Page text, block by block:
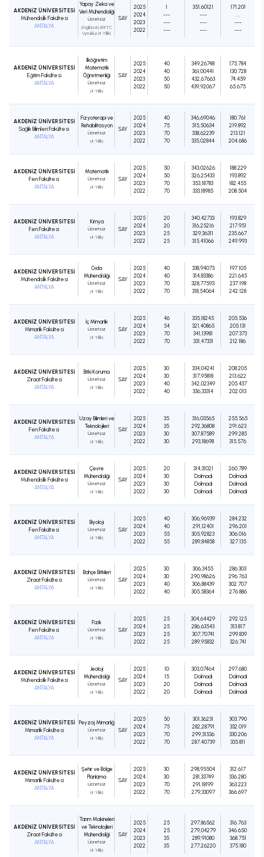
AKDENİZ ÜNİVERSİTESİ
Mühendislik Fakültesi
ANTALYA
Yapay Zeka ve
Veri Mühendisliği
Ücretsiz
(İngilizce) (KKTC
Uyruklu) (4 Yıllık)
SAY
2025
2024
2023
2022
1
---
---
---
351,60121
---
---
---
171.201
---
---
AKDENİZ ÜNİVERSİTESİ
Eğitim Fakültesi
ANTALYA
İlköğretim
Matematik
Öğretmenliği
Ücretsiz
(4 Yıllık)
SAY
2025
2024
2023
2022
40
40
50
50
349,26748
361,00441
432,67663
439,92067
175.784
130.728
74.459
65.675
AKDENİZ ÜNİVERSİTESİ
Sağlık Bilimleri Fakültesi
ANTALYA
Fizyoterapi ve
Rehabilitasyon
Ücretsiz
(4 Yıllık)
SAY
2025
2024
2023
2022
40
75
70
70
346,69046
315,50634
338,62239
335,02844
180.761
219.892
213.121
204.686
AKDENİZ ÜNİVERSİTESİ
Fen Fakültesi
ANTALYA
Matematik
Ücretsiz
(4 Yıllık)
SAY
2025
2024
2023
2022
50
50
70
70
343,02626
326,25433
353,18783
333,18985
188.229
193.892
182.455
208.504
AKDENİZ ÜNİVERSİTESİ
Fen Fakültesi
ANTALYA
Kimya
Ücretsiz
(4 Yıllık)
SAY
2025
2024
2023
2022
20
20
25
25
340,42733
316,25216
329,36311
315,41066
193.829
217.951
235.667
249.993
AKDENİZ ÜNİVERSİTESİ
Mühendislik Fakültesi
ANTALYA
Gıda
Mühendisliği
Ücretsiz
(4 Yıllık)
SAY
2025
2024
2023
2022
40
40
70
70
338,94073
314,83386
328,77593
318,54064
197.105
221.645
237.198
242.128
AKDENİZ ÜNİVERSİTESİ
Mimarlık Fakültesi
ANTALYA
İç Mimarlık
Ücretsiz
(4 Yıllık)
SAY
2025
2024
2023
2022
46
54
70
70
335,18245
321,40865
341,13981
331,47331
205.536
205.131
207.373
212.186
AKDENİZ ÜNİVERSİTESİ
Ziraat Fakültesi
ANTALYA
Bitki Koruma
Ücretsiz
(4 Yıllık)
SAY
2025
2024
2023
2022
30
30
40
40
334,04241
317,95818
342,02349
336,33314
208.205
213.622
205.437
202.013
AKDENİZ ÜNİVERSİTESİ
Fen Fakültesi
ANTALYA
Uzay Bilimleri ve
Teknolojileri
Ücretsiz
(4 Yıllık)
SAY
2025
2024
2023
2022
35
35
30
30
316,03565
292,36808
307,87589
293,18698
255.565
291.623
299.285
315.576
AKDENİZ ÜNİVERSİTESİ
Mühendislik Fakültesi
ANTALYA
Çevre
Mühendisliği
Ücretsiz
(4 Yıllık)
SAY
2025
2024
2023
2022
20
30
30
30
314,31021
Dolmadı
Dolmadı
Dolmadı
260.789
Dolmadı
Dolmadı
Dolmadı
AKDENİZ ÜNİVERSİTESİ
Fen Fakültesi
ANTALYA
Biyoloji
Ücretsiz
(4 Yıllık)
SAY
2025
2024
2023
2022
40
40
55
55
306,96939
291,12401
305,92823
289,84858
284.232
296.201
306.016
327.135
AKDENİZ ÜNİVERSİTESİ
Ziraat Fakültesi
ANTALYA
Bahçe Bitkileri
Ücretsiz
(4 Yıllık)
SAY
2025
2024
2023
2022
30
30
40
40
306,3455
290,98626
306,88439
305,58364
286.303
296.763
302.707
276.886
AKDENİZ ÜNİVERSİTESİ
Fen Fakültesi
ANTALYA
Fizik
Ücretsiz
(4 Yıllık)
SAY
2025
2024
2023
2022
25
25
25
25
304,64429
286,63543
307,70741
289,95832
292.125
313.817
299.839
326.741
AKDENİZ ÜNİVERSİTESİ
Mühendislik Fakültesi
ANTALYA
Jeoloji
Mühendisliği
Ücretsiz
(4 Yıllık)
SAY
2025
2024
2023
2022
10
15
20
20
303,07464
Dolmadı
Dolmadı
Dolmadı
297.680
Dolmadı
Dolmadı
Dolmadı
AKDENİZ ÜNİVERSİTESİ
Mimarlık Fakültesi
ANTALYA
Peyzaj Mimarlığı
Ücretsiz
(4 Yıllık)
SAY
2025
2024
2023
2022
50
75
70
70
301,36231
282,28791
299,31536
287,40739
303.790
332.019
330.206
335.811
AKDENİZ ÜNİVERSİTESİ
Mimarlık Fakültesi
ANTALYA
Şehir ve Bölge
Planlama
Ücretsiz
(4 Yıllık)
SAY
2025
2024
2023
2022
30
30
70
70
298,95504
281,33749
291,18199
279,33097
312.617
336.280
363.223
366.697
AKDENİZ ÜNİVERSİTESİ
Ziraat Fakültesi
ANTALYA
Tarım Makineleri
ve Teknolojileri
Mühendisliği
Ücretsiz
(4 Yıllık)
SAY
2025
2024
2023
2022
25
25
35
35
297,86562
279,04279
289,91080
277,26220
316.763
346.650
368.751
375.180